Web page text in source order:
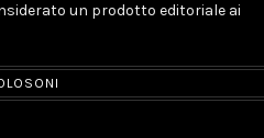
un prodotto editoriale ai